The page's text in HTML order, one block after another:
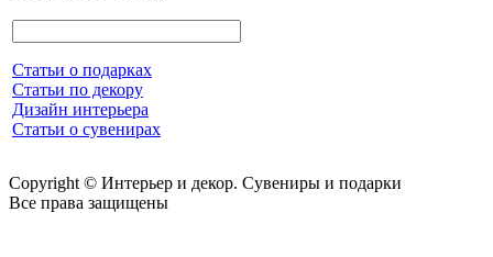
Статьи о подарках
Статьи по декору
Дизайн интерьера
Статьи о сувенирах
Copyright © Интерьер и декор. Сувениры и подарки
Все права защищены